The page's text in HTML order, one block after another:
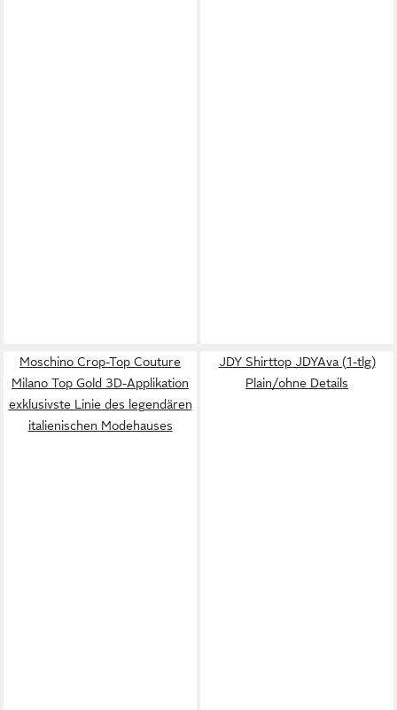
Moschino Crop-Top Couture
Milano Top Gold 3D-Applikation
exklusivste Linie des legendären
italienischen Modehauses
JDY Shirttop JDYAva (1-tlg)
Plain/ohne Details